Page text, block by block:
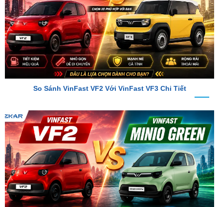
So Sánh VinFast VF2 Với VinFast VF3 Chi Tiết